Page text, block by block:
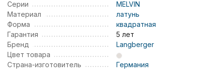
Серии
MELVIN
Материал
латунь
Форма
квадратная
Гарантия
5 лет
Бренд
Langberger
Цвет товара
Страна-изготовитель
Германия